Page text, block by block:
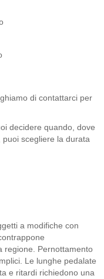
di contattarci per
decidere quando, dove
scegliere la durata
a modifiche con
regione. Pernottamento
Le lunghe pedalate
e ritardi richiedono una